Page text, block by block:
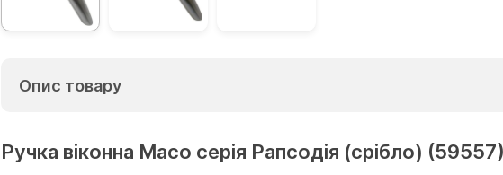
Опис товару
Ручка віконна Масо серія Рапсодія (срібло) (59557)